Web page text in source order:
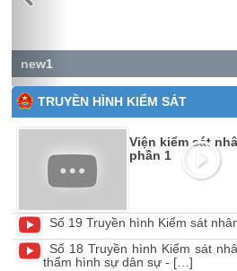
new1
TRUYỀN HÌNH KIỂM SÁT
Viện kiểm sát
phần 1
Số 19 Truyền hình Kiểm sát
Số 18 Truyền hình Kiểm sát
thẩm hình sự dân sự - […]